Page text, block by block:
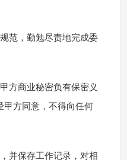
范，勤勉尽责地完成委
方商业秘密负有保密义
甲方同意，不得向任何
并保存工作记录，对相